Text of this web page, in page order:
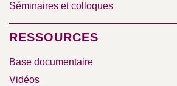
Séminaires et colloques
RESSOURCES
Base documentaire
Vidéos